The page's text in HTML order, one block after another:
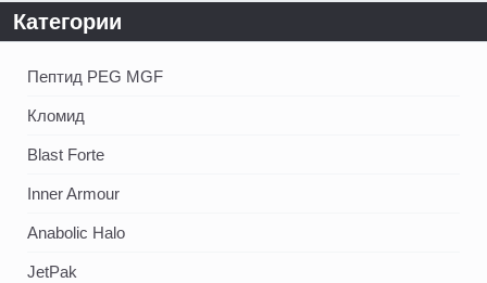
Категории
Пептид PEG MGF
Кломид
Blast Forte
Inner Armour
Anabolic Halo
JetPak